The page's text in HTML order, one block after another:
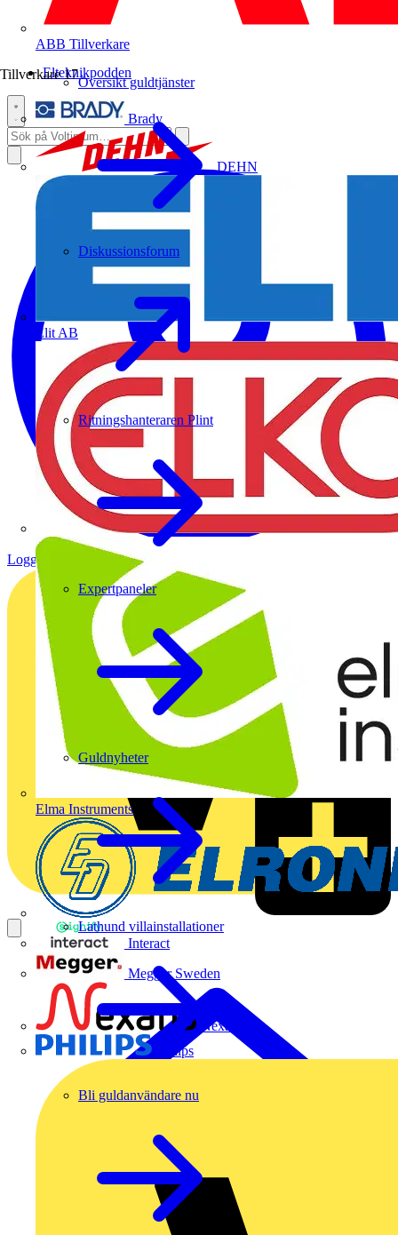
ABB Tillverkare
Tillverkare 17
Brady
DEHN
Elit AB
Elma Instruments
Interact
Megger Sweden
Nexans
Philips
Översikt guldtjänster
Diskussionsforum
Ritningshanteraren Plint
Expertpaneler
Guldnyheter
Lathund villainstallationer
Bli guldanvändare nu
Elteknikpodden
Logga in Registrera dig